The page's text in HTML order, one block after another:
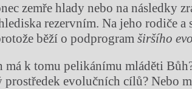
zemře hlady nebo na následky
rezervním. Na jeho rodiče a
běží o podprogramširšího
má k tomu pelikánímu mláděti
prostředek evolučních cílů? Nebo